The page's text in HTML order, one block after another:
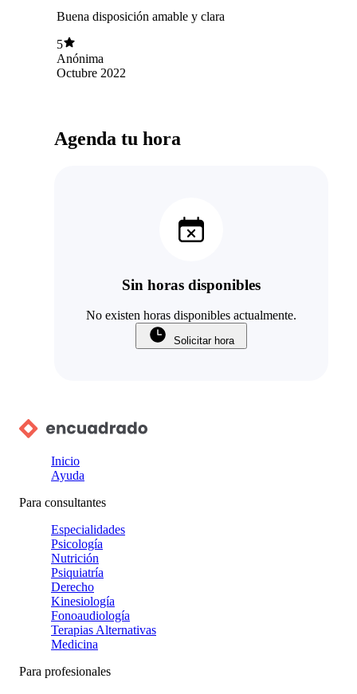
Buena disposición amable y clara
5
Anónima
Octubre 2022
Agenda tu hora
Sin horas disponibles
No existen horas disponibles actualmente.
Solicitar hora
Inicio
Ayuda
Para consultantes
Especialidades
Psicología
Nutrición
Psiquiatría
Derecho
Kinesiología
Fonoaudiología
Terapias Alternativas
Medicina
Para profesionales